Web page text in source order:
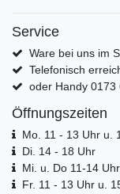
Service
Ware bei uns im
Telefonisch
oder Handy 0173
Öffnungszeiten
Mo. 11 - 13 Uhr u.
Di. 14 - 18 Uhr
Mi. u. Do 11-14 Uhr
Fr. 11 - 13 Uhr u.